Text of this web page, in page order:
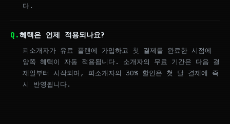
다.
혜택은 언제 적용되나요?
피소개자가 유료 플랜에 가입하고 첫 결제를 완료한 시점에
양쪽 혜택이 자동 적용됩니다. 소개자의 무료 기간은 다음 결
제일부터 시작되며, 피소개자의 30% 할인은 첫 달 결제에 즉
시 반영됩니다.